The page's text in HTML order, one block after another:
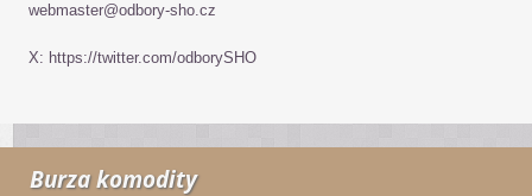
webmaster@odbory-sho.cz
X: https://twitter.com/odborySHO
Burza komodity